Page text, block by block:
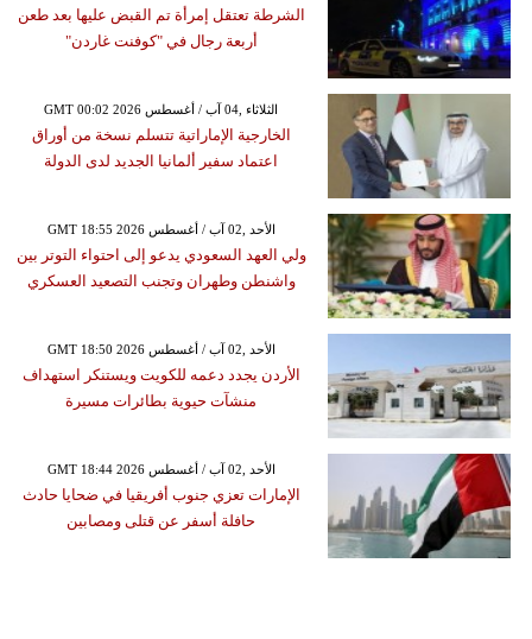
الشرطة تعتقل إمرأة تم القبض عليها بعد طعن
أربعة رجال في "كوفنت غاردن"
GMT 00:02 2026 الثلاثاء ,04 آب / أغسطس
الخارجية الإماراتية تتسلم نسخة من أوراق
اعتماد سفير ألمانيا الجديد لدى الدولة
GMT 18:55 2026 الأحد ,02 آب / أغسطس
ولي العهد السعودي يدعو إلى احتواء التوتر بين
واشنطن وطهران وتجنب التصعيد العسكري
GMT 18:50 2026 الأحد ,02 آب / أغسطس
الأردن يجدد دعمه للكويت ويستنكر استهداف
منشآت حيوية بطائرات مسيرة
GMT 18:44 2026 الأحد ,02 آب / أغسطس
الإمارات تعزي جنوب أفريقيا في ضحايا حادث
حافلة أسفر عن قتلى ومصابين